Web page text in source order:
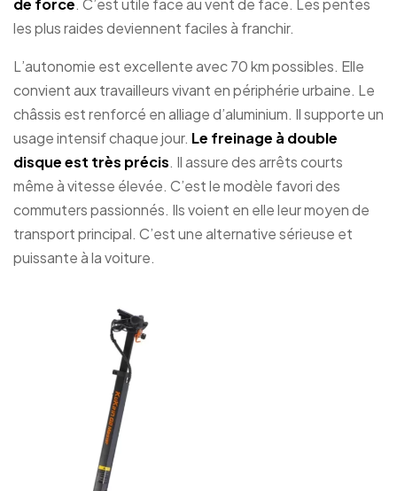
de force. C’est utile face au vent de face. Les pentes
les plus raides deviennent faciles à franchir.
L’autonomie est excellente avec 70 km possibles. Elle
convient aux travailleurs vivant en périphérie urbaine. Le
châssis est renforcé en alliage d’aluminium. Il supporte un
usage intensif chaque jour. Le freinage à double
disque est très précis. Il assure des arrêts courts
même à vitesse élevée. C’est le modèle favori des
commuters passionnés. Ils voient en elle leur moyen de
transport principal. C’est une alternative sérieuse et
puissante à la voiture.